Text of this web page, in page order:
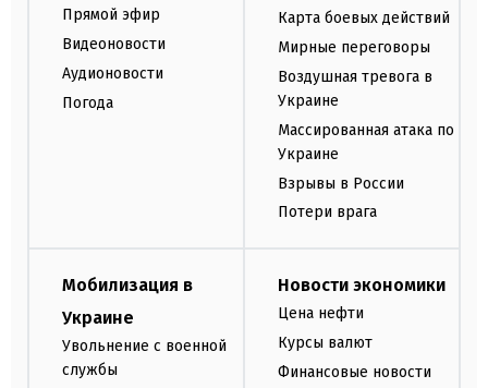
Прямой эфир
Видеоновости
Аудионовости
Погода
Карта боевых действий
Мирные переговоры
Воздушная тревога в
Украине
Массированная атака по
Украине
Взрывы в России
Потери врага
Мобилизация в
Украине
Увольнение с военной
службы
Новости экономики
Цена нефти
Курсы валют
Финансовые новости